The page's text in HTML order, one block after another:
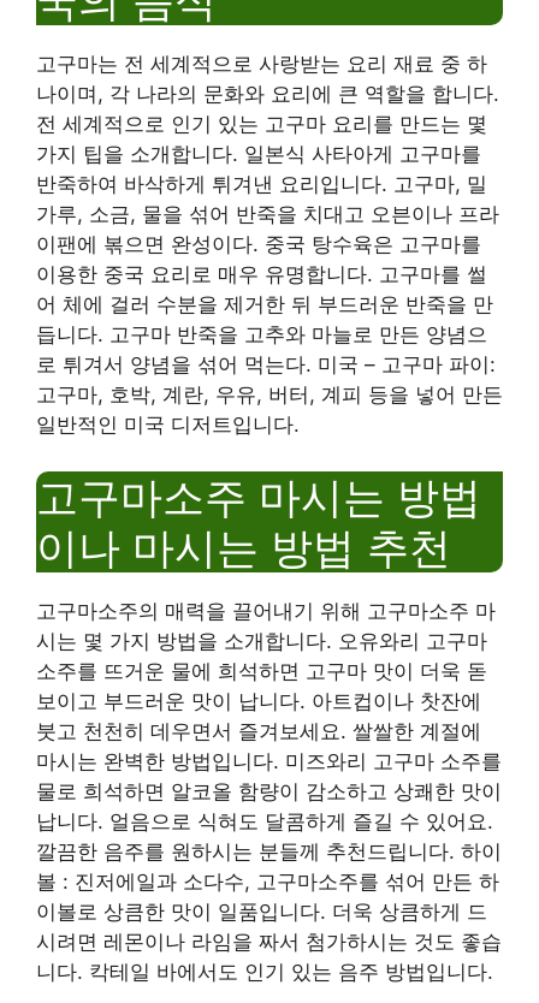
고구마는 전 세계적으로 사랑받는 요리 재료 중 하
나이며, 각 나라의 문화와 요리에 큰 역할을 합니다.
전 세계적으로 인기 있는 고구마 요리를 만드는 몇
가지 팁을 소개합니다. 일본식 사타아게 고구마를
반죽하여 바삭하게 튀겨낸 요리입니다. 고구마, 밀
가루, 소금, 물을 섞어 반죽을 치대고 오븐이나 프라
이팬에 볶으면 완성이다. 중국 탕수육은 고구마를
이용한 중국 요리로 매우 유명합니다. 고구마를 썰
어 체에 걸러 수분을 제거한 뒤 부드러운 반죽을 만
듭니다. 고구마 반죽을 고추와 마늘로 만든 양념으
로 튀겨서 양념을 섞어 먹는다. 미국 – 고구마 파이:
고구마, 호박, 계란, 우유, 버터, 계피 등을 넣어 만든
일반적인 미국 디저트입니다.
고구마소주 마시는 방법
이나 마시는 방법 추천
고구마소주의 매력을 끌어내기 위해 고구마소주 마
시는 몇 가지 방법을 소개합니다. 오유와리 고구마
소주를 뜨거운 물에 희석하면 고구마 맛이 더욱 돋
보이고 부드러운 맛이 납니다. 아트컵이나 찻잔에
붓고 천천히 데우면서 즐겨보세요. 쌀쌀한 계절에
마시는 완벽한 방법입니다. 미즈와리 고구마 소주를
물로 희석하면 알코올 함량이 감소하고 상쾌한 맛이
납니다. 얼음으로 식혀도 달콤하게 즐길 수 있어요.
깔끔한 음주를 원하시는 분들께 추천드립니다. 하이
볼 : 진저에일과 소다수, 고구마소주를 섞어 만든 하
이볼로 상큼한 맛이 일품입니다. 더욱 상큼하게 드
시려면 레몬이나 라임을 짜서 첨가하시는 것도 좋습
니다. 칵테일 바에서도 인기 있는 음주 방법입니다.